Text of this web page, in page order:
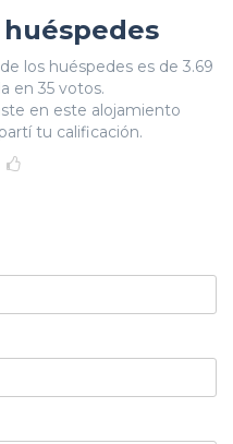
los huéspedes es de 3.69
en 35 votos.
en este alojamiento
tu calificación.